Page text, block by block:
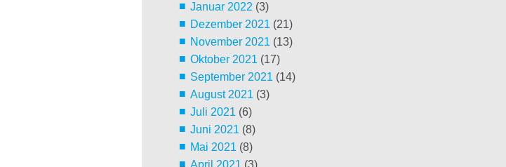
Januar 2022 (3)
Dezember 2021 (21)
November 2021 (13)
Oktober 2021 (17)
September 2021 (14)
August 2021 (3)
Juli 2021 (6)
Juni 2021 (8)
Mai 2021 (8)